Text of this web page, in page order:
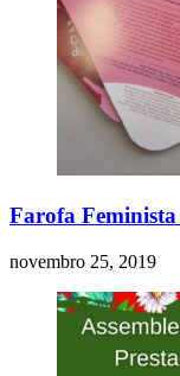
Farofa
novembro 25, 2019